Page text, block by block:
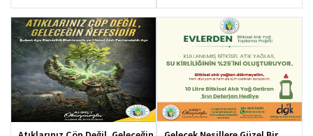
Atıklarınız Çöp Değil, Geleceğin
Nefesidir
11.03.2026
Gelecek Nesillere Güzel Bir
Dünya Bırakmak İçin Geri
Dönüşüme Destek Olalım
11.03.2026